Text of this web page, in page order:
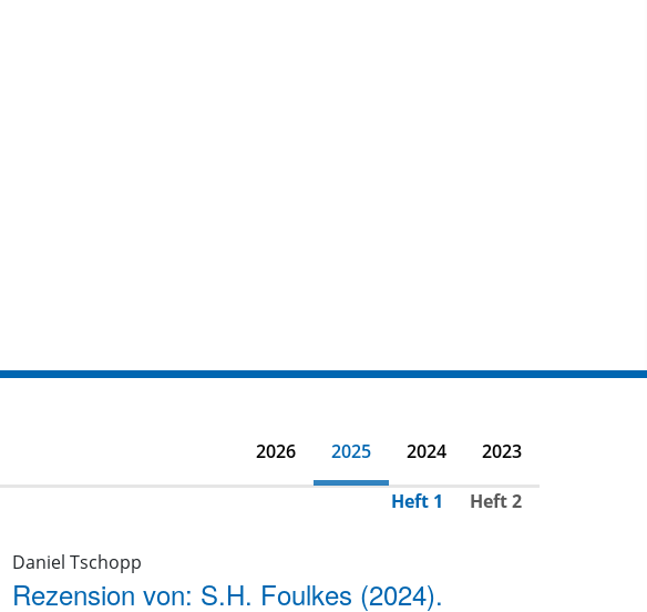
2026 2025 2024 2023
Heft 1 Heft 2
Daniel Tschopp
Rezension von: S.H. Foulkes (2024).